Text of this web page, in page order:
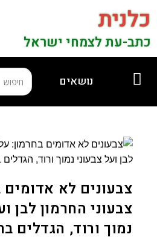
כלנית
כתב-עת לצמחי ישראל
נושאים
צבעונים לא אדומים
צבעוני החרמון לבן
נמוך ורוד, הגדלים